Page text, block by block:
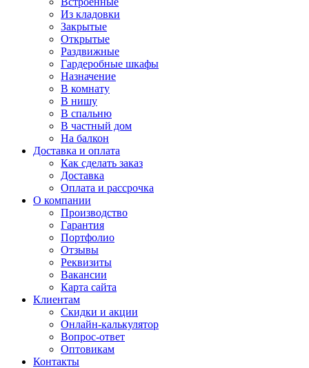
Из кладовки
Закрытые
Открытые
Раздвижные
Гардеробные шкафы
Назначение
В комнату
В нишу
В спальню
В частный дом
На балкон
Доставка и оплата
Как сделать заказ
Доставка
Оплата и рассрочка
О компании
Производство
Гарантия
Портфолио
Отзывы
Реквизиты
Вакансии
Карта сайта
Клиентам
Скидки и акции
Онлайн-калькулятор
Вопрос-ответ
Оптовикам
Контакты